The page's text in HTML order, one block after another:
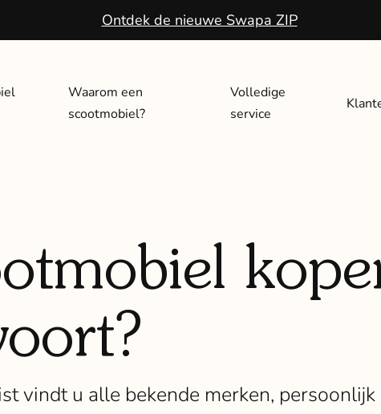
Ontdek de nieuwe Swapa ZIP
Waarom een
scootmobiel?
Volledige
service
vindt u alle bekende merken, persoonlijk